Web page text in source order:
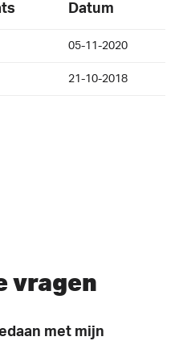
Datum
05-11-2020
21-10-2018
vragen
met mijn